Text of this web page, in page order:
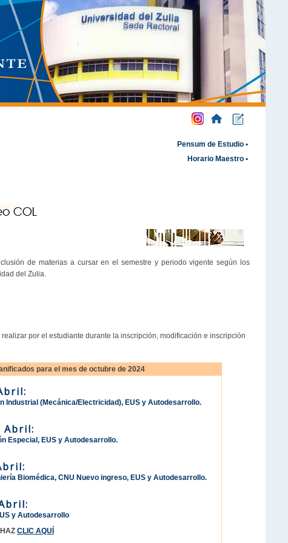
Pensum de Estudio •
Horario Maestro •
de materias a cursar en el semestre y periodo vigente según los
del Zulia.
por el estudiante durante la inscripción, modificación e inscripción
para el mes de octubre de 2024
Industrial (Mecánica/Electricidad), EUS y Autodesarrollo.
Abril:
Especial, EUS y Autodesarrollo.
Biomédica, CNU Nuevo ingreso, EUS y Autodesarrollo.
y Autodesarrollo
CLIC AQUÍ